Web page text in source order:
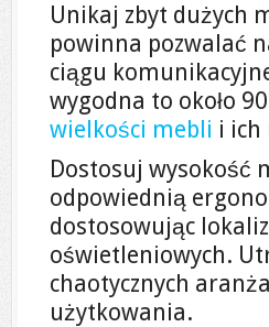
Unikaj zbyt dużych
powinna pozwalać
ciągu
wygodna to około
wielkości mebli i ich
Dostosuj wysokość
odpowiednią
dostosowując
oświetleniowych.
chaotycznych
użytkowania.